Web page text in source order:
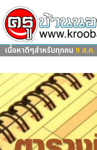
เนื้อหาดีๆสำหรับทุกคน 9 ส.ค